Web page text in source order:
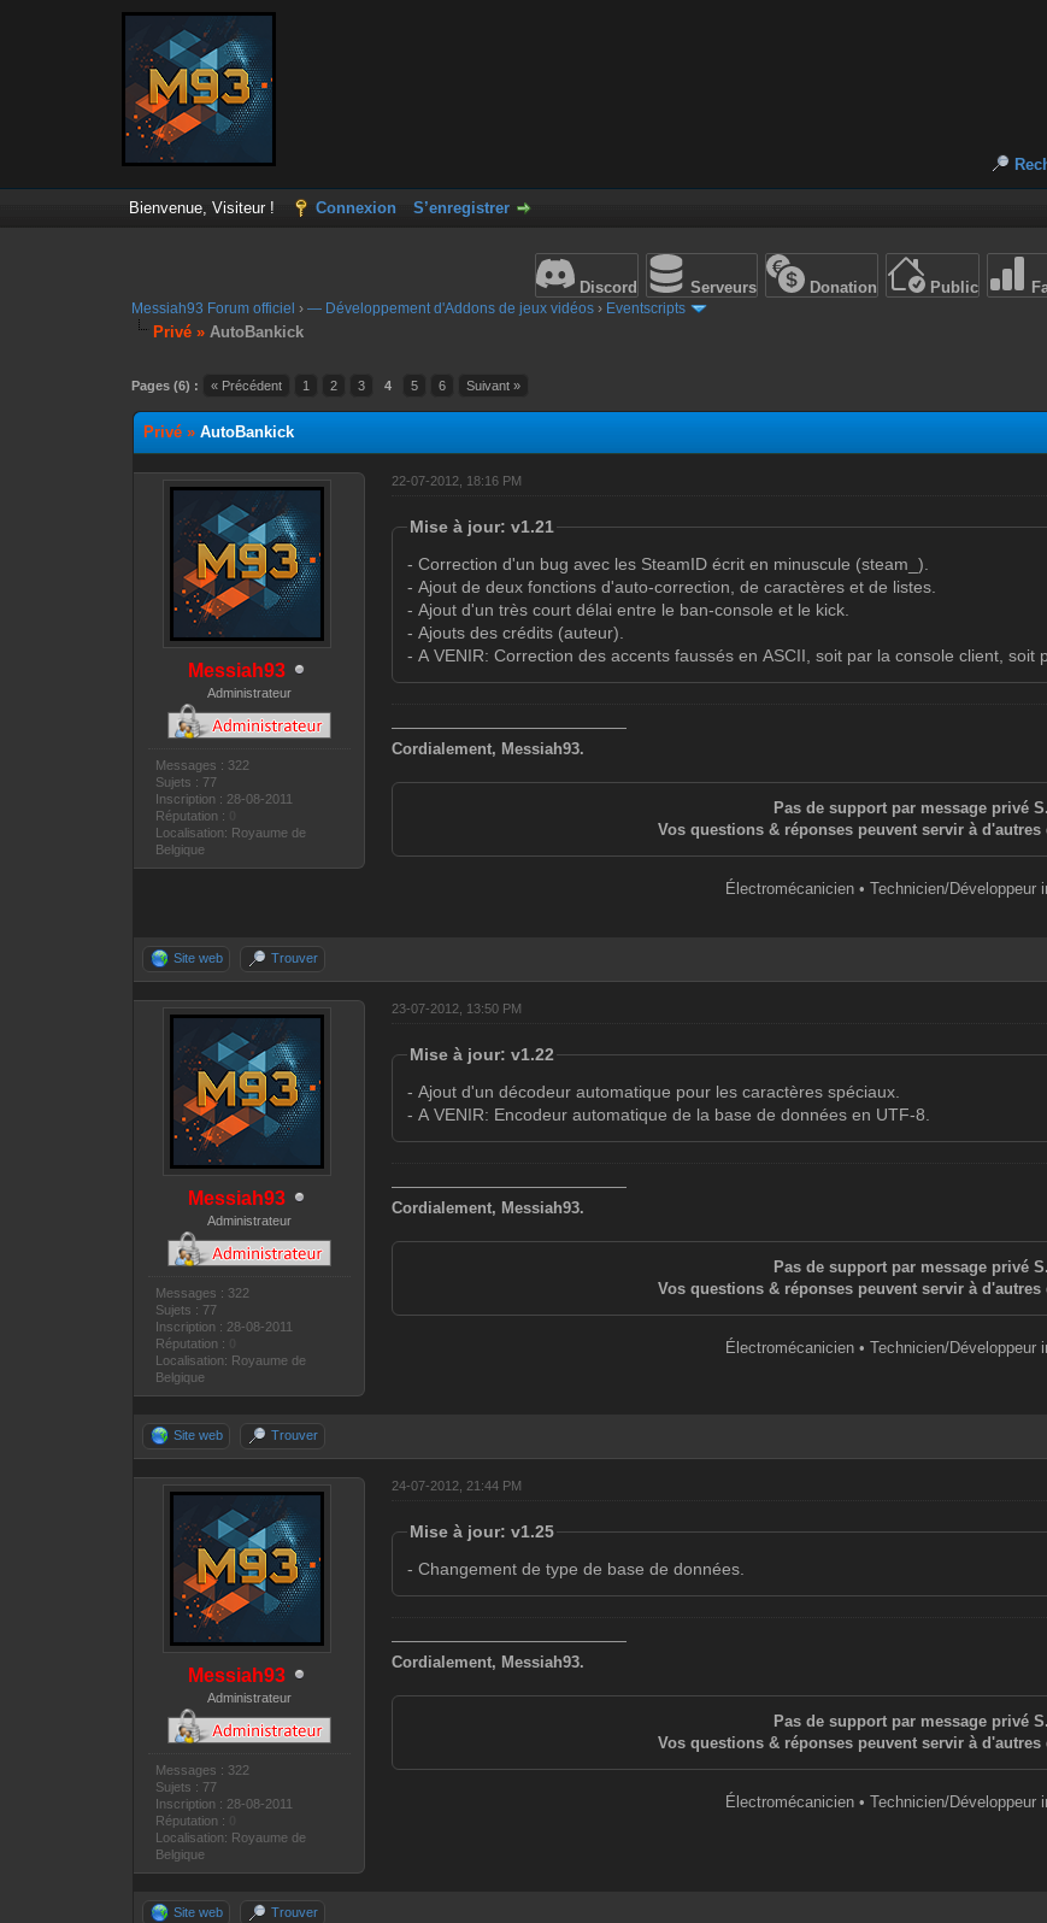
Bienvenue, Visiteur ! Connexion S’enregistrer
Discord Serveurs Donation Public
Messiah93 Forum officiel ›— Développement d'Addons de jeux vidéos › Eventscripts
Privé » AutoBankick
Pages (6) : « Précédent 1 2 3 4 5 6 Suivant »
Moyenne : 0 (0 vote(s))
Privé » AutoBankick
Messiah93
Administrateur
Messages : 322
Sujets : 77
Inscription : 28-08-2011
Réputation :
Localisation: Royaume de
Belgique
22-07-2012, 18:16 PM
Mise à jour: v1.21
- Correction d'un bug avec les SteamID écrit en minuscule (steam_).
- Ajout de deux fonctions d'auto-correction, de caractères et de listes.
- Ajout d'un très court délai entre le ban-console et le kick.
- Ajouts des crédits (auteur).
- A VENIR: Correction des accents faussés en ASCII, soit par la console client, soit
———————————————
Cordialement, Messiah93.
Pas de support par message privé
Vos questions & réponses peuvent servir à d'autres
Électromécanicien • Technicien/Développeur
Site web Trouver
Messiah93
Administrateur
Messages : 322
Sujets : 77
Inscription : 28-08-2011
Réputation :
Localisation: Royaume de
Belgique
23-07-2012, 13:50 PM
Mise à jour: v1.22
- Ajout d'un décodeur automatique pour les caractères spéciaux.
- A VENIR: Encodeur automatique de la base de données en UTF-8.
———————————————
Cordialement, Messiah93.
Pas de support par message privé
Vos questions & réponses peuvent servir à d'autres
Électromécanicien • Technicien/Développeur
Site web Trouver
Messiah93
Administrateur
Messages : 322
Sujets : 77
Inscription : 28-08-2011
Réputation :
Localisation: Royaume de
Belgique
24-07-2012, 21:44 PM
Mise à jour: v1.25
- Changement de type de base de données.
———————————————
Cordialement, Messiah93.
Pas de support par message privé
Vos questions & réponses peuvent servir à d'autres
Électromécanicien • Technicien/Développeur
Site web Trouver